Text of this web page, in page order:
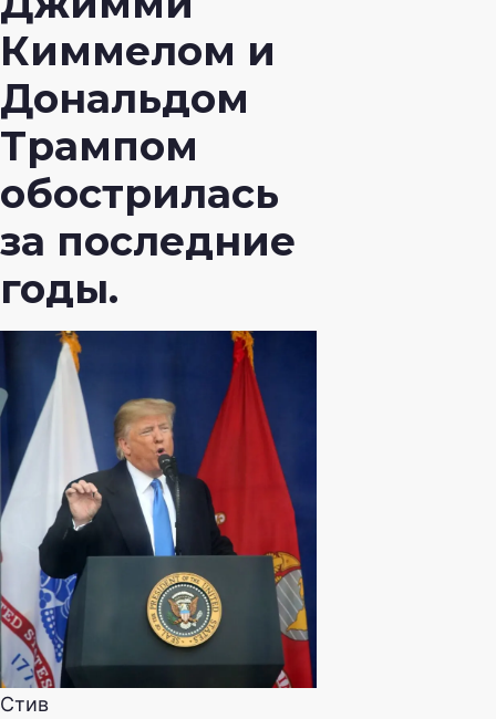
Киммелом и
Дональдом
Трампом
обострилась
за последние
годы.
Стив